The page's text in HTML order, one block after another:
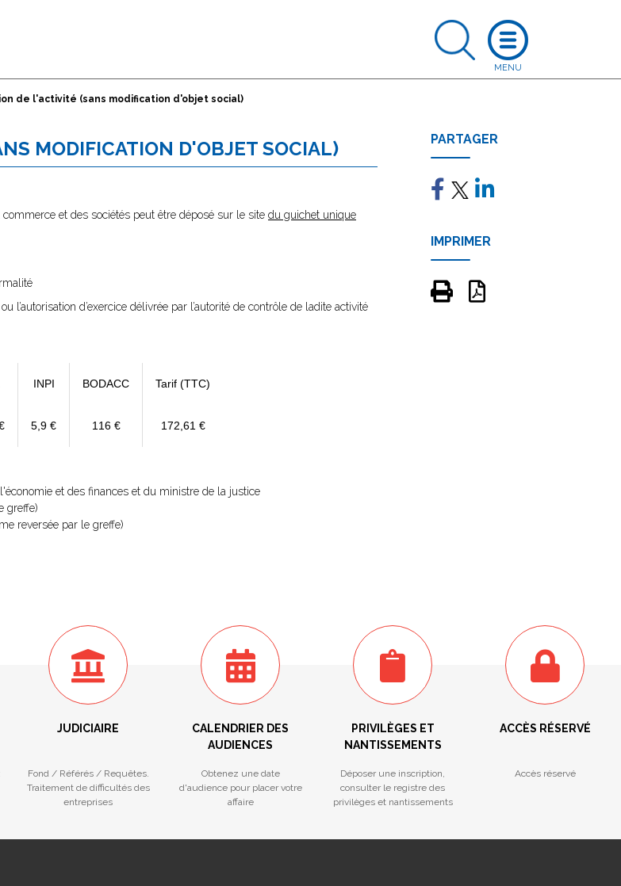
de l'activité (sans modification d'objet social)
MODIFICATION D'OBJET SOCIAL)
et des sociétés peut être déposé sur le site du guichet unique
l’autorisation d’exercice délivrée par l’autorité de contrôle de ladite activité
INPI BODACC Tarif (TTC)
5,9 € 116 € 172,61 €
et des finances et du ministre de la justice
greffe)
reversée par le greffe)
PARTAGER
IMPRIMER
JUDICIAIRE
Fond / Référés / Requêtes.
Traitement de difficultés des
entreprises
CALENDRIER DES
AUDIENCES
Obtenez une date
d'audience pour placer votre
affaire
PRIVILÈGES ET
NANTISSEMENTS
Déposer une inscription,
consulter le registre des
privilèges et nantissements
ACCÈS RÉSERVÉ
Accès réservé